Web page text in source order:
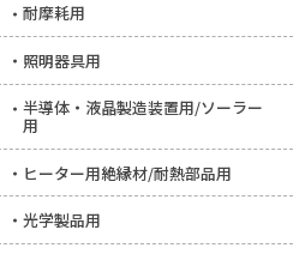
耐摩耗用
照明器具用
半導体・液晶製造装置用/ソーラー
用
ヒーター用絶縁材/耐熱部品用
光学製品用